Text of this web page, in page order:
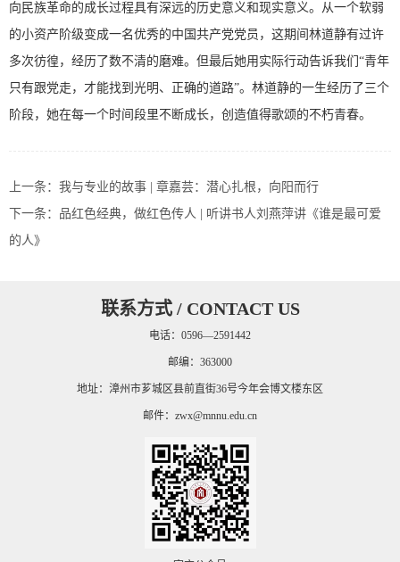
向民族革命的成长过程具有深远的历史意义和现实意义。从一个软弱
的小资产阶级变成一名优秀的中国共产党党员，这期间林道静有过许
多次彷徨，经历了数不清的磨难。但最后她用实际行动告诉我们“青年
只有跟党走，才能找到光明、正确的道路”。林道静的一生经历了三个
阶段，她在每一个时间段里不断成长，创造值得歌颂的不朽青春。
上一条： 我与专业的故事 | 章嘉芸：潜心扎根，向阳而行
下一条： 品红色经典，做红色传人 | 听讲书人刘燕萍讲《谁是最可爱
的人》
联系方式 / CONTACT US
电话：0596—2591442
邮编：363000
地址：漳州市芗城区县前直街36号今年会博文楼东区
邮件： zwx@mnnu.edu.cn